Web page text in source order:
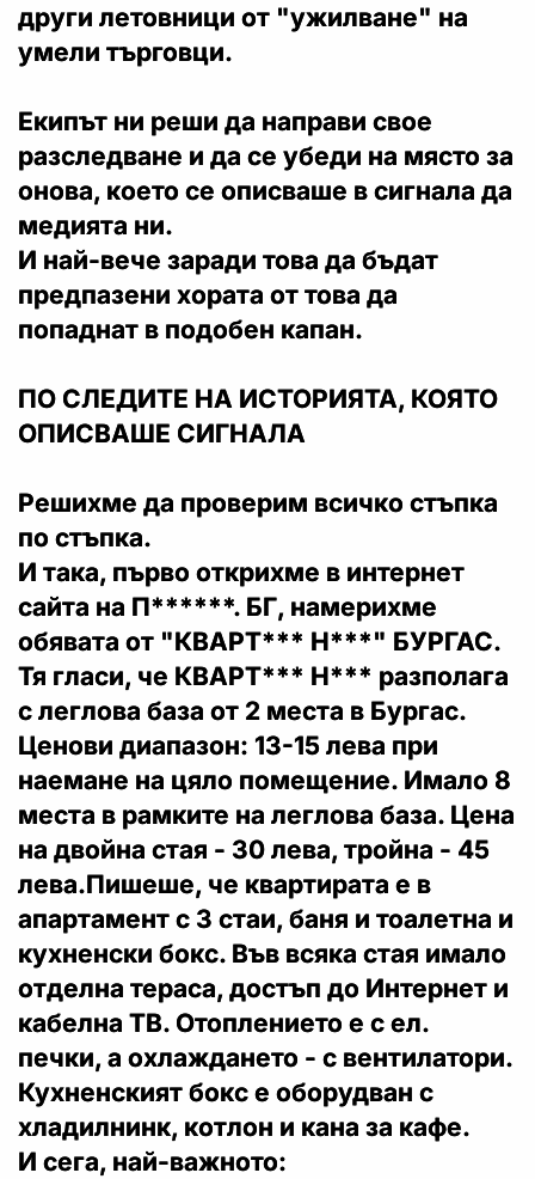
други летовници от "ужилване" на
умели търговци.
Екипът ни реши да направи свое
разследване и да се убеди на място за
онова, което се описваше в сигнала да
медията ни.
И най-вече заради това да бъдат
предпазени хората от това да
попаднат в подобен капан.
ПО СЛЕДИТЕ НА ИСТОРИЯТА, КОЯТО
ОПИСВАШЕ СИГНАЛА
Решихме да проверим всичко стъпка
по стъпка.
И така, първо открихме в интернет
сайта на П******. БГ, намерихме
обявата от "КВАРТ*** Н***" БУРГАС.
Тя гласи, че КВАРТ*** Н*** разполага
с леглова база от 2 места в Бургас.
Ценови диапазон: 13-15 лева при
наемане на цяло помещение. Имало 8
места в рамките на леглова база. Цена
на двойна стая - 30 лева, тройна - 45
лева.Пишеше, че квартирата е в
апартамент с 3 стаи, баня и тоалетна и
кухненски бокс. Във всяка стая имало
отделна тераса, достъп до Интернет и
кабелна ТВ. Отоплението е с ел.
печки, а охлаждането - с вентилатори.
Кухненският бокс е оборудван с
хладилнинк, котлон и кана за кафе.
И сега, най-важното: